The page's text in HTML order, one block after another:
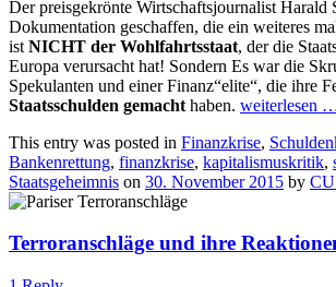
Der preisgekrönte Wirtschaftsjournalist Harald
Dokumentation geschaffen, die ein weiteres
ist NICHT der Wohlfahrtsstaat, der die
Europa verursacht hat! Sondern Es war die
Spekulanten und einer Finanz“elite“, die ihre
Staatsschulden gemacht haben. weiterlesen
This entry was posted in Finanzkrise,
Bankenrettung, finanzkrise, kapitalismuskritik,
Staatsgeheimnis on 30. November 2015 by
Terroranschläge und ihre